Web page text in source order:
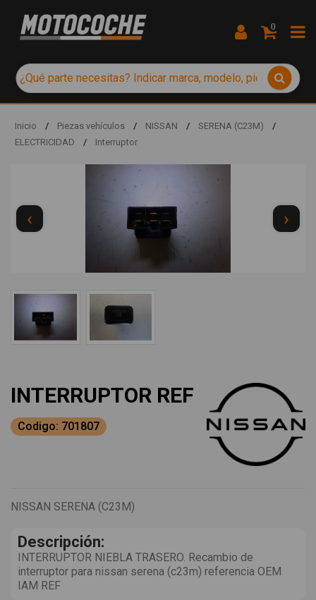
0
Inicio / Piezas vehículos / NISSAN / SERENA (C23M)
/
ELECTRICIDAD
/ Interruptor
‹ ›
INTERRUPTOR REF
Codigo: 701807
NISSAN SERENA (C23M)
Descripción:
INTERRUPTOR NIEBLA TRASERO. Recambio de
interruptor para nissan serena (c23m) referencia OEM
IAM REF